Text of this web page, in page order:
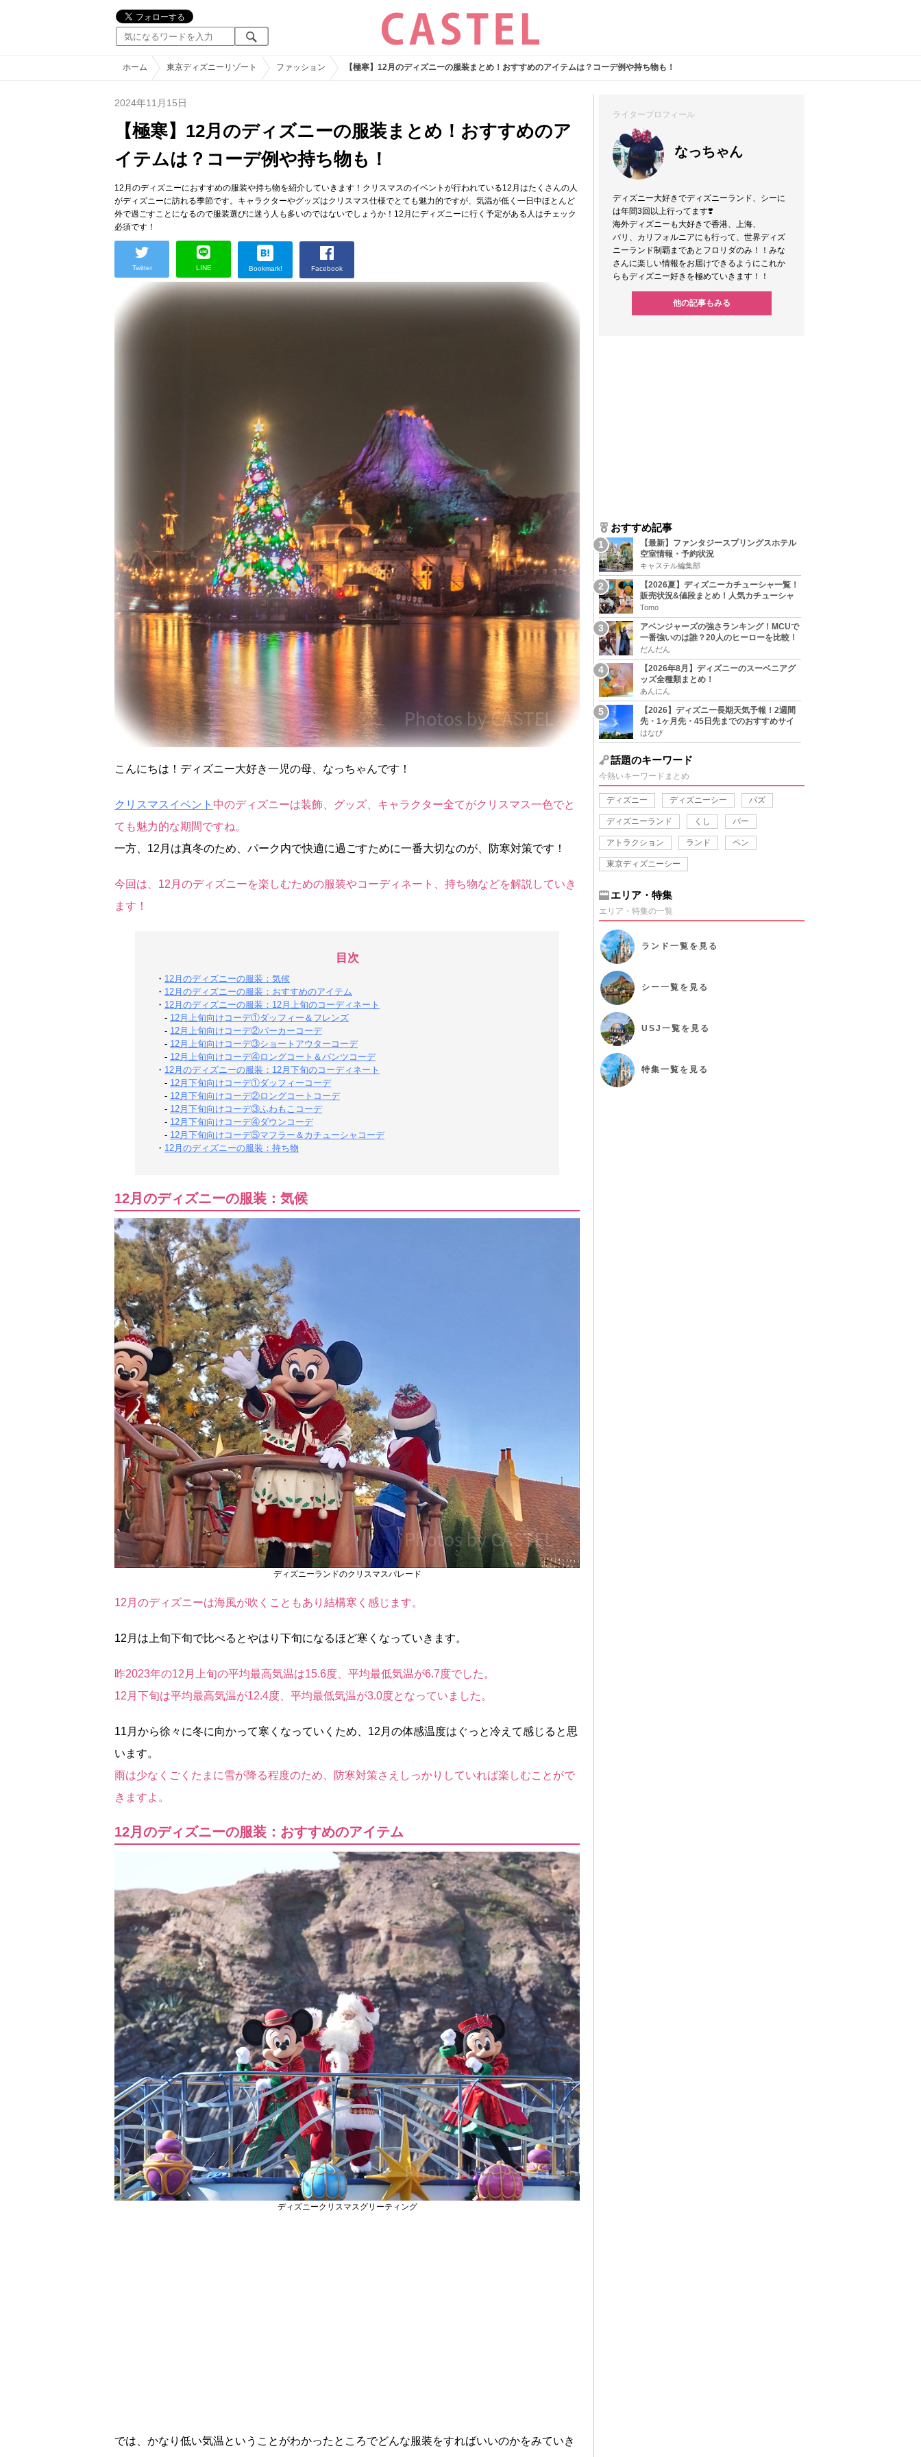
ホーム 東京ディズニーリゾート ファッション 【極寒】12月のディズニーの服装まとめ！おすすめのアイテムは？コーデ例や持ち物も！
2024年11月15日
【極寒】12月のディズニーの服装まとめ！おすすめのア
イテムは？コーデ例や持ち物も！
12月のディズニーにおすすめの服装や持ち物を紹介していきます！クリスマスのイベントが行われている12月はたくさんの人
がディズニーに訪れる季節です。キャラクターやグッズはクリスマス仕様でとても魅力的ですが、気温が低く一日中ほとんど
外で過ごすことになるので服装選びに迷う人も多いのではないでしょうか！12月にディズニーに行く予定がある人はチェック
必須です！
Twitter LINE Bookmark! Facebook
こんにちは！ディズニー大好き一児の母、なっちゃんです！
クリスマスイベント 中のディズニーは装飾、グッズ、キャラクター全てがクリスマス一色でと
ても魅力的な期間ですね。
一方、12月は真冬のため、パーク内で快適に過ごすために一番大切なのが、防寒対策です！
今回は、12月のディズニーを楽しむための服装やコーディネート、持ち物などを解説していき
ます！
目次
・ 12月のディズニーの服装：気候
・ 12月のディズニーの服装：おすすめのアイテム
・ 12月のディズニーの服装：12月上旬のコーディネート
- 12月上旬向けコーデ①ダッフィー＆フレンズ
- 12月上旬向けコーデ②パーカーコーデ
- 12月上旬向けコーデ③ショートアウターコーデ
- 12月上旬向けコーデ④ロングコート＆パンツコーデ
・ 12月のディズニーの服装：12月下旬のコーディネート
- 12月下旬向けコーデ①ダッフィーコーデ
- 12月下旬向けコーデ②ロングコートコーデ
- 12月下旬向けコーデ③ふわもこコーデ
- 12月下旬向けコーデ④ダウンコーデ
- 12月下旬向けコーデ⑤マフラー＆カチューシャコーデ
・ 12月のディズニーの服装：持ち物
12月のディズニーの服装：気候
ディズニーランドのクリスマスパレード
12月のディズニーは海風が吹くこともあり結構寒く感じます。
12月は上旬下旬で比べるとやはり下旬になるほど寒くなっていきます。
昨2023年の12月上旬の平均最高気温は15.6度、平均最低気温が6.7度でした。
12月下旬は平均最高気温が12.4度、平均最低気温が3.0度となっていました。
11月から徐々に冬に向かって寒くなっていくため、12月の体感温度はぐっと冷えて感じると思
います。
雨は少なくごくたまに雪が降る程度のため、防寒対策さえしっかりしていれば楽しむことがで
きますよ。
12月のディズニーの服装：おすすめのアイテム
ディズニークリスマスグリーティング
では、かなり低い気温ということがわかったところでどんな服装をすればいいのかをみていき
ライタープロフィール
なっちゃん
ディズニー大好きでディズニーランド、シーに
は年間3回以上行ってます❣️
海外ディズニーも大好きで香港、上海、
パリ、カリフォルニアにも行って、世界ディズ
ニーランド制覇まであとフロリダのみ！！みな
さんに楽しい情報をお届けできるようにこれか
らもディズニー好きを極めていきます！！
他の記事もみる
おすすめ記事
【最新】ファンタジースプリングスホテル
空室情報・予約状況
キャステル編集部
【2026夏】ディズニーカチューシャ一覧！
販売状況&値段まとめ！人気カチューシャ
をチェック
Tomo
アベンジャーズの強さランキング！MCUで
一番強いのは誰？20人のヒーローを比較！
だんだん
【2026年8月】ディズニーのスーベニアグ
ッズ全種類まとめ！
あんにん
【2026】ディズニー長期天気予報！2週間
先・1ヶ月先・45日先までのおすすめサイ
ト＆アプリまとめ！
はなび
話題のキーワード
今熱いキーワードまとめ
ディズニー ディズニーシー バズ
ディズニーランド くし バー
アトラクション ランド ペン
東京ディズニーシー
エリア・特集
エリア・特集の一覧
ランド 一覧を見る
シー一覧を見る
USJ 一覧を見る
特集一覧を見る